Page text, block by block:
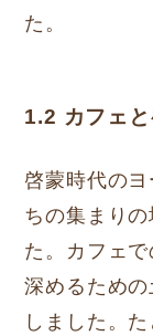
た。
1.2 カフェ
啓蒙時代の
ちの集まり
た。カフェ
深めるため
しました。